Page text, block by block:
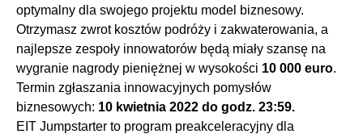
optymalny dla swojego projektu model biznesowy.
Otrzymasz zwrot kosztów podróży i zakwaterowania, a
najlepsze zespoły innowatorów będą miały szansę na
wygranie nagrody pieniężnej w wysokości 10 000 euro.
Termin zgłaszania innowacyjnych pomysłów
biznesowych: 10 kwietnia 2022 do godz. 23:59.
EIT Jumpstarter to program preakceleracyjny dla